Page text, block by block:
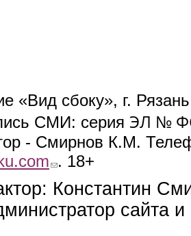
«Вид сбоку», г.
СМИ: серия ЭЛ №
- Смирнов К.М.
(link sends e-mail)
. 18+
Константин
сайта